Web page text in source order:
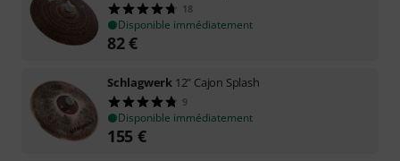
18
Disponible immédiatement
82€
Schlagwerk 12" Cajon Splash
9
Disponible immédiatement
155 €